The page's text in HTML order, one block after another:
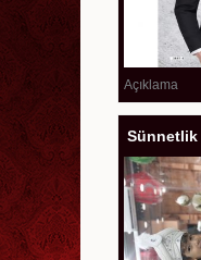
Açıklama
Sünnetlik